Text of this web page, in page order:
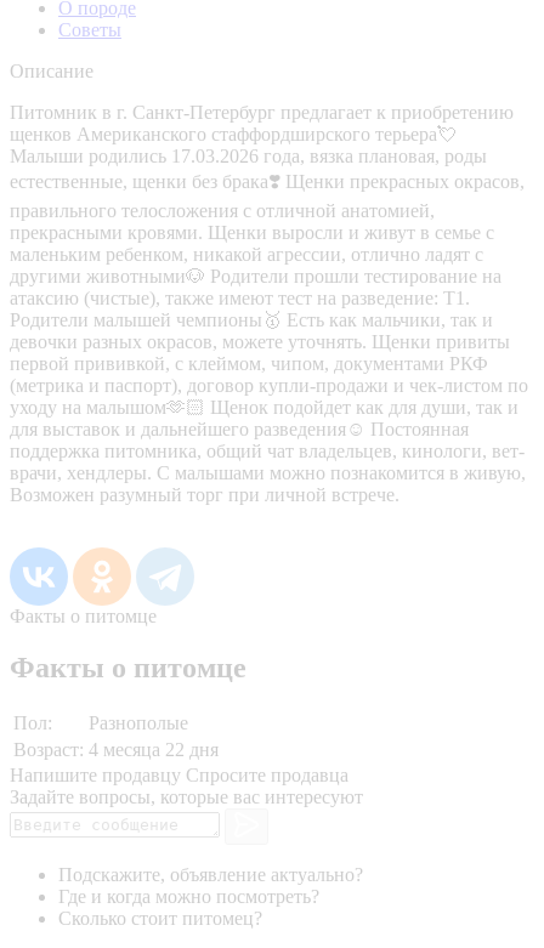
О породе
Советы
Описание
Питомник в г. Санкт-Петербург предлагает к приобретению
щенков Американского стаффордширского терьера💘
Малыши родились 17.03.2026 года, вязка плановая, роды
естественные, щенки без брака❣️ Щенки прекрасных окрасов,
правильного телосложения с отличной анатомией,
прекрасными кровями. Щенки выросли и живут в семье с
маленьким ребенком, никакой агрессии, отлично ладят с
другими животными🐶 Родители прошли тестирование на
атаксию (чистые), также имеют тест на разведение: Т1.
Родители малышей чемпионы🥇 Есть как мальчики, так и
девочки разных окрасов, можете уточнять. Щенки привиты
первой прививкой, с клеймом, чипом, документами РКФ
(метрика и паспорт), договор купли-продажи и чек-листом по
уходу на малышом🫶🏻 Щенок подойдет как для души, так и
для выставок и дальнейшего разведения☺️ Постоянная
поддержка питомника, общий чат владельцев, кинологи, вет-
врачи, хендлеры. С малышами можно познакомится в живую,
Возможен разумный торг при личной встрече.
Факты о питомце
Факты о питомце
Пол:
Разнополые
Возраст: 4 месяца 22 дня
Напишите продавцу Спросите продавца
Задайте вопросы, которые вас интересуют
Подскажите, объявление актуально?
Где и когда можно посмотреть?
Сколько стоит питомец?